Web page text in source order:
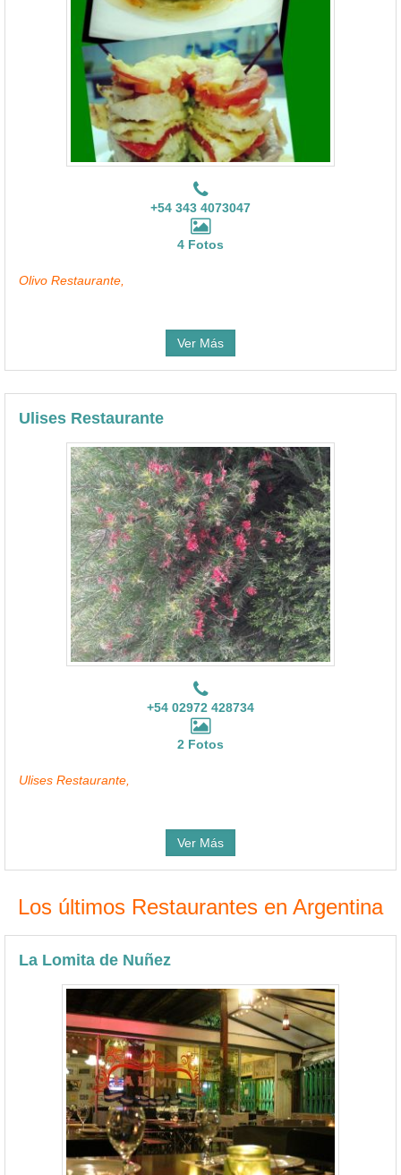
+54 343 4073047
4 Fotos
Olivo Restaurante,
Ver Más
Ulises Restaurante
+54 02972 428734
2 Fotos
Ulises Restaurante,
Ver Más
Los últimos Restaurantes en Argentina
La Lomita de Nuñez